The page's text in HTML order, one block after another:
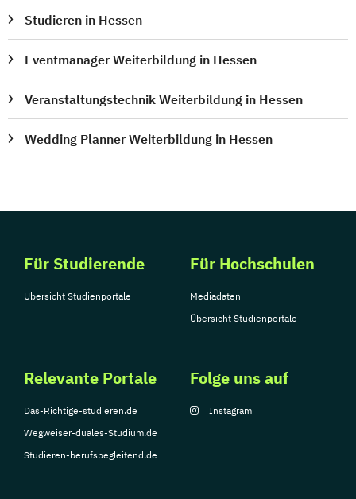
Studieren in Hessen
Eventmanager Weiterbildung in Hessen
Veranstaltungstechnik Weiterbildung in Hessen
Wedding Planner Weiterbildung in Hessen
Für Studierende
Übersicht Studienportale
Für Hochschulen
Mediadaten
Übersicht Studienportale
Relevante Portale
Das-Richtige-studieren.de
Wegweiser-duales-Studium.de
Studieren-berufsbegleitend.de
Folge uns auf
Instagram